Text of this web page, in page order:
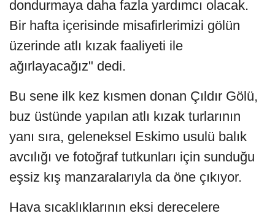
dondurmaya daha fazla yardımcı olacak.
Bir hafta içerisinde misafirlerimizi gölün
üzerinde atlı kızak faaliyeti ile
ağırlayacağız" dedi.
Bu sene ilk kez kısmen donan Çıldır Gölü,
buz üstünde yapılan atlı kızak turlarının
yanı sıra, geleneksel Eskimo usulü balık
avcılığı ve fotoğraf tutkunları için sunduğu
eşsiz kış manzaralarıyla da öne çıkıyor.
Hava sıcaklıklarının eksi derecelere